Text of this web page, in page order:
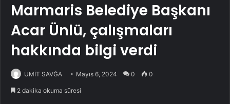
Marmaris Belediye Başkanı
Acar Ünlü, çalışmaları
hakkında bilgi verdi
ÜMİT SAVĞA Mayıs 6, 2024 0 0
2 dakika okuma süresi